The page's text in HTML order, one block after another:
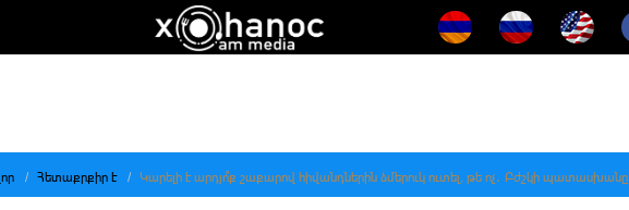
Հետաքրքիր է Կարելի է արդյո՞ք շաքարով հիվանդներին ձմերուկ ուտել, թե ոչ․ Բժշկի պատասխանը